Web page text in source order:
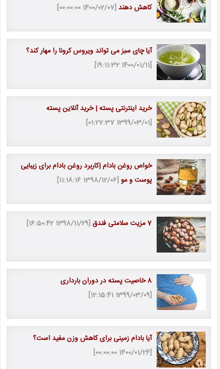
کاهش دهند[1400/02/07 00:00:00]
آیا چای سبز می تواند ویروس کرونا را مهار کند؟
[1400/01/11 19:11:32]
خرید اینترنتی پسته | خرید آنلاین پسته
[1399/03/01 01:27:37]
خواص روغن بادام |کاربرد روغن بادام برای زیبایی
پوست و مو[1398/12/06 11:18:16]
7 مزیت سلامتی فندق [1398/11/29 16:50:42]
8 خاصیت پسته در دوران بارداری
[1399/03/09 12:15:41]
آیا بادام زمینی برای کاهش وزن مفید است؟
[1400/01/24 00:00:00]